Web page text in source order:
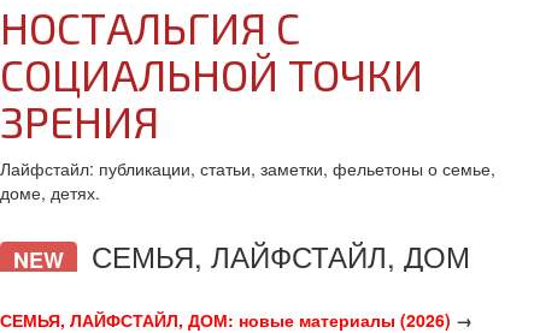
НОСТАЛЬГИЯ С
СОЦИАЛЬНОЙ ТОЧКИ
ЗРЕНИЯ
Лайфстайл: публикации, статьи, заметки, фельетоны о семье,
доме, детях.
NEW СЕМЬЯ, ЛАЙФСТАЙЛ, ДОМ
СЕМЬЯ, ЛАЙФСТАЙЛ, ДОМ: новые материалы (2026) →